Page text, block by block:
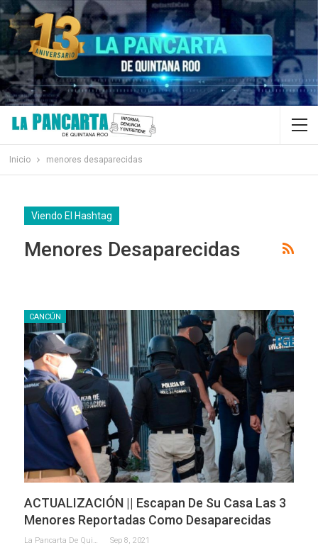
Inicio menores desaparecidas
Viendo El Hashtag
Menores Desaparecidas
CANCÚN
ACTUALIZACIÓN || Escapan De Su Casa Las 3
Menores Reportadas Como Desaparecidas
La Pancarta De Quintana Roo Sep 8, 2021